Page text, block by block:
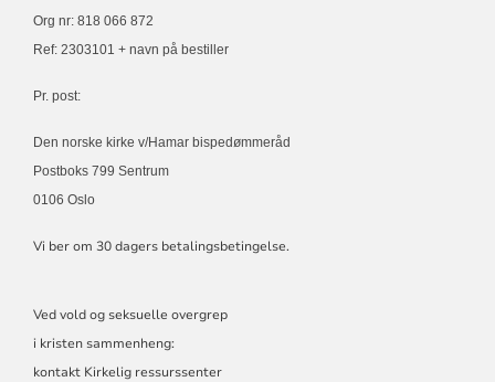
Org nr: 818 066 872
Ref: 2303101 + navn på bestiller
Pr. post:
Den norske kirke v/Hamar bispedømmeråd
Postboks 799 Sentrum
0106 Oslo
Vi ber om 30 dagers betalingsbetingelse.
Ved vold og seksuelle overgrep
i kristen sammenheng:
kontakt Kirkelig ressurssenter